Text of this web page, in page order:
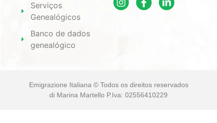
Serviços
Genealógicos
Banco de dados
genealógico
Emigrazione Italiana © Todos os direitos reservados
di Marina Martello P.Iva: 02556410229